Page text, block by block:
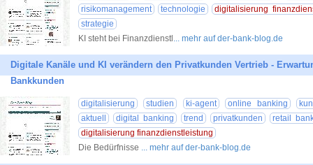
risikomanagement
technologie
digitalisierung
strategie
KI steht bei Finanzdienstl ... mehr auf der-bank-blog.de
Digitale Kanäle und KI verändern den Privatkunden Vertrieb -
Bankkunden
digitalisierung studien ki-agent online banking
aktuell
digital banking trend privatkunden
retail
digitalisierung finanzdienstleistung
Die Bedürfnisse ... mehr auf der-bank-blog.de